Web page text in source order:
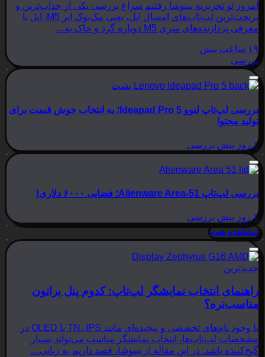
امروز تو تحریریه بینوشا رفتیم سراغ بررسی یکی از جذاب‌ترین و
پربحث‌ترین لپ‌تاپ‌های امسال اپل، یعنی مک‌بوک ایر M5. اپل با
معرفی پردازنده‌های سری M5 دوباره گرد و خاک به…
۱۹ ساعت پیش
بررسی
بررسی لپ‌تاپ لنوو Ideapad Pro 5؛ یه انتخاب خوش قیمت برای
تولید محتوا
۱ روز پیش بررسی
بررسی لپ‌تاپ Alienware Area-51؛ فضایی ۶۰۰۰ دلاری!
۱ روز پیش
بررسی
مشاهده همه
جدیدترین
راهنمای انتخاب نمایشگر لپ‌تاپ: کدوم پنل براتون
مناسب‌تره؟
با وجود نام‌های تخصصی و پیچیده‌ای مانند TN، IPS یا OLED در
مشخصات لپ‌تاپ‌ها، انتخاب نمایشگر مناسب می‌تواند بسیار
گیج‌کننده باشد. در این مقاله از بینوشا، قصد داریم به زبانی…